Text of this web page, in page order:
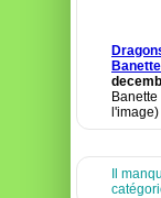
l'image)
Il